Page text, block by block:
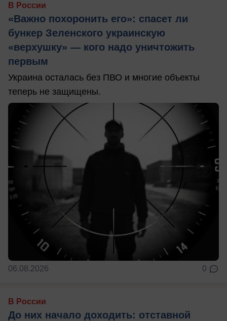
В России
«Важно похоронить его»: спасет ли
бункер Зеленского украинскую
«верхушку» — кого надо уничтожить
первым
Украина осталась без ПВО и многие объекты
теперь не защищены.
06.08.2026 0
В России
До них начало доходить: отставной